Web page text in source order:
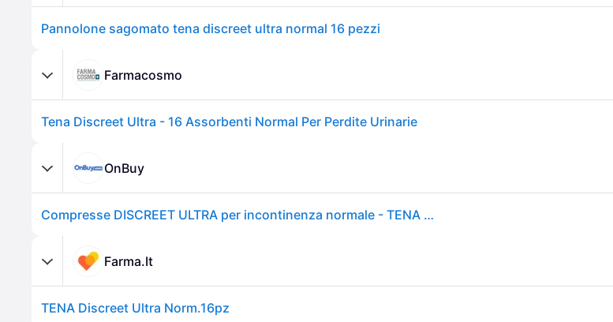
Pannolone sagomato tena discreet ultra normal 16 pezzi
Farmacosmo
Tena Discreet Ultra - 16 Assorbenti Normal Per Perdite Urinarie
OnBuy
Compresse DISCREET ULTRA per incontinenza normale - TENA - 16 unità - Barriera anti-fughe - Adulto
Farma.It
TENA Discreet Ultra Norm.16pz